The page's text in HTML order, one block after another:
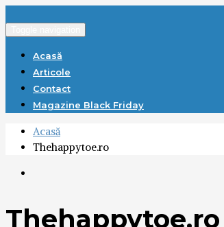
Acasă
Articole
Contact
Magazine Black Friday
Acasă
Thehappytoe.ro
Thehappytoe.ro